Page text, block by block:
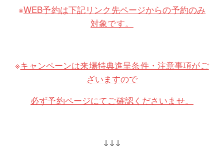
※WEB予約は下記リンク先ページからの予約のみ
対象です。
※キャンペーンは来場特典進呈条件・注意事項がご
ざいますので
必ず予約ページにてご確認くださいませ。
↓↓↓